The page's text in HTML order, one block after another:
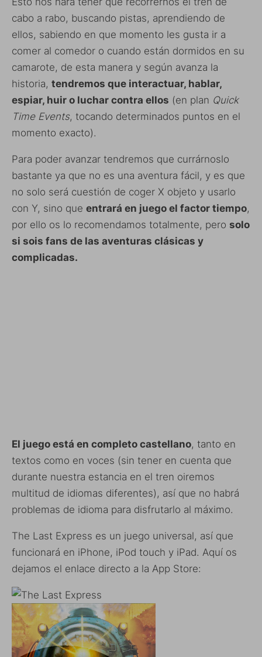
cabo a rabo, buscando pistas, aprendiendo de
ellos, sabiendo en que momento les gusta ir a
comer al comedor o cuando están dormidos en su
camarote, de esta manera y según avanza la
historia, tendremos que interactuar, hablar,
espiar, huir o luchar contra ellos (en plan Quick
Time Events, tocando determinados puntos en el
momento exacto).
Para poder avanzar tendremos que currárnoslo
bastante ya que no es una aventura fácil, y es que
no solo será cuestión de coger X objeto y usarlo
con Y, sino que entrará en juego el factor tiempo,
por ello os lo recomendamos totalmente, pero solo
si sois fans de las aventuras clásicas y
complicadas.
El juego está en completo castellano, tanto en
textos como en voces (sin tener en cuenta que
durante nuestra estancia en el tren oiremos
multitud de idiomas diferentes), así que no habrá
problemas de idioma para disfrutarlo al máximo.
The Last Express es un juego universal, así que
funcionará en iPhone, iPod touch y iPad. Aquí os
dejamos el enlace directo a la App Store: